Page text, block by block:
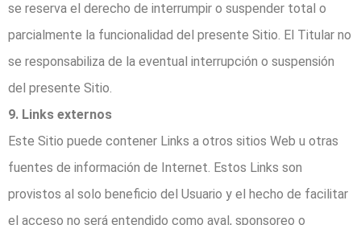
se reserva el derecho de interrumpir o suspender total o
parcialmente la funcionalidad del presente Sitio. El Titular no
se responsabiliza de la eventual interrupción o suspensión
del presente Sitio.
9. Links externos
Este Sitio puede contener Links a otros sitios Web u otras
fuentes de información de Internet. Estos Links son
provistos al solo beneficio del Usuario y el hecho de facilitar
el acceso no será entendido como aval, sponsoreo o